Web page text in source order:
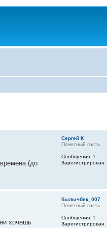
(до
Сергей К
Почетный гость
Сообщения: 1
Зарегистрирован:
хочешь
Кылычбек_007
Почетный гость
Сообщения: 1
Зарегистрирован: